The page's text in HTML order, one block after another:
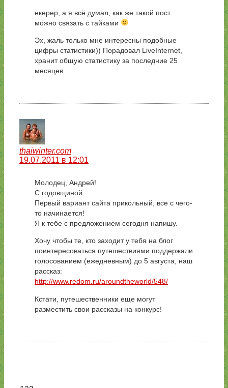
екерер, а я всё думал, как же такой пост
можно связать с тайками
Эх, жаль только мне интересны подобные
цифры статистики)) Порадовал LiveInternet,
хранит общую статистику за последние 25
месяцев.
thaiwinter.com
19.07.2011 в 12:01
Молодец, Андрей!
С годовщиной.
Первый вариант сайта прикольный, все с чего-
то начинается!
Я к тебе с предложением сегодня напишу.
Хочу чтобы те, кто заходит у тебя на блог
поинтересоваться путешествиями поддержали
голосованием (ежедневным) до 5 августа, наш
рассказ:
http://www.redom.ru/aroundtheworld/548/
Кстати, путешественники еще могут
разместить свои рассказы на конкурс!